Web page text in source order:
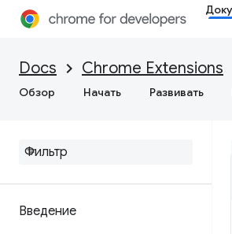
Docs Chrome Extensions
Обзор Начать Развивать
Введение